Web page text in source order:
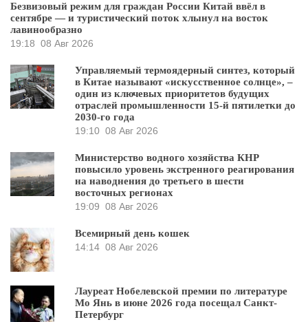
Безвизовый режим для граждан России Китай ввёл в
сентябре — и туристический поток хлынул на восток
лавинообразно
19:18 08 Авг 2026
Управляемый термоядерный синтез, который
в Китае называют «искусственное солнце», –
один из ключевых приоритетов будущих
отраслей промышленности 15-й пятилетки до
2030-го года
19:10 08 Авг 2026
Министерство водного хозяйства КНР
повысило уровень экстренного реагирования
на наводнения до третьего в шести
восточных регионах
19:09 08 Авг 2026
Всемирный день кошек
14:14 08 Авг 2026
Лауреат Нобелевской премии по литературе
Мо Янь в июне 2026 года посещал Санкт-
Петербург